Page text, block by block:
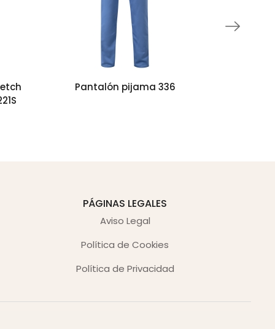
Pantalón pijama 336
PÁGINAS LEGALES
Aviso Legal
Política de Cookies
Política de Privacidad